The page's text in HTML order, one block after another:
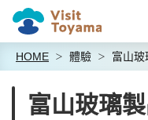
HOME 體驗 富山玻
富山玻璃